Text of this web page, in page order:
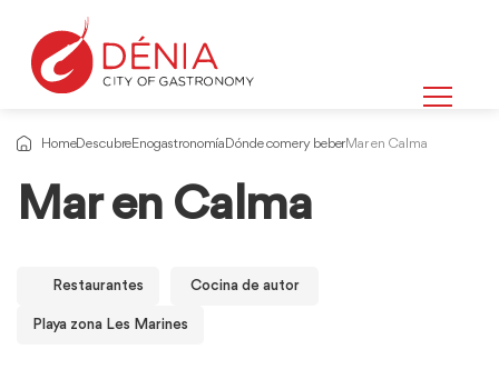
HomeDescubreEnogastronomía Dónde comer y beberMar en Calma
Mar en Calma
Restaurantes Cocina de autor
Playa zona Les Marines